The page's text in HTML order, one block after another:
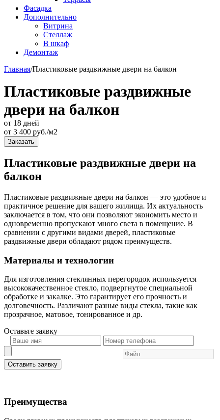
Фасадка
Дополнительно
Витрина
Стеллаж
В шкаф
Демонтаж
Главная/Пластиковые раздвижные двери на балкон
Пластиковые раздвижные
двери на балкон
от 18 дней
от 3 400 руб./м2
Заказать
Пластиковые раздвижные двери на
балкон
Пластиковые раздвижные двери на балкон — это удобное и
практичное решение для вашего жилища. Их актуальность
заключается в том, что они позволяют экономить место и
одновременно пропускают много света в помещение. В
сравнении с другими видами дверей, пластиковые
раздвижные двери обладают рядом преимуществ.
Материалы и технологии
Для изготовления стеклянных перегородок используется
высококачественное стекло, подвергнутое специальной
обработке и закалке. Это гарантирует его прочность и
долговечность. Различают разные виды стекла, такие как
прозрачное, матовое, тонированное и др.
Оставьте заявку
Оставить заявку
Преимущества